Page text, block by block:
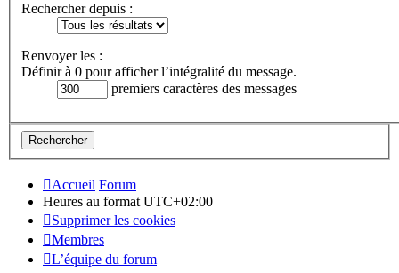
Rechercher depuis :
Renvoyer les :
Définir à 0 pour afficher l’intégralité du message.
premiers caractères des messages
Accueil Forum
Heures au format UTC+02:00
Supprimer les cookies
Membres
L’équipe du forum